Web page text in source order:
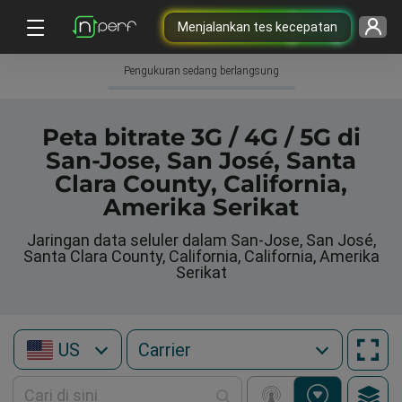
Menjalankan tes kecepatan
Pengukuran sedang berlangsung
Peta bitrate 3G / 4G / 5G di
San-Jose, San José, Santa
Clara County, California,
Amerika Serikat
Jaringan data seluler dalam San-Jose, San José,
Santa Clara County, California, California, Amerika
Serikat
US